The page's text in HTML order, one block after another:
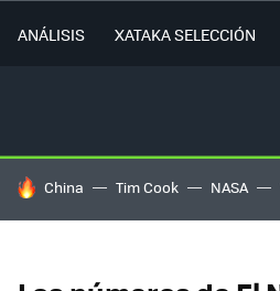
ANÁLISIS XATAKA SELECCIÓN
HOY SE HABLA DE
China Tim Cook NASA